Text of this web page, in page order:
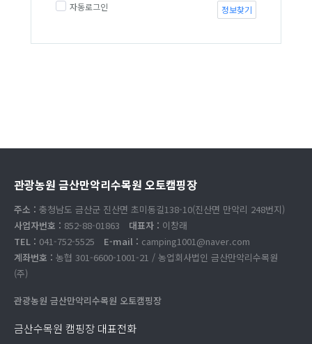
자동로그인 정보찾기
관광농원 금산만악리수목원 오토캠핑장
주소 : 충청남도 금산군 진산면 초미동길138-10(진산면 만악리 248번지)
사업자번호 : 852-88-01863 대표자 : 이창래
TEL : 041-752-5525 E-mail : camping1001@naver.com
계좌번호 : 농협 301-6600-1001-21 / 농업회사법인 금산만악리수목원
(주)
관광농원 금산만악리수목원 오토캠핑장
금산수목원 캠핑장 대표전화